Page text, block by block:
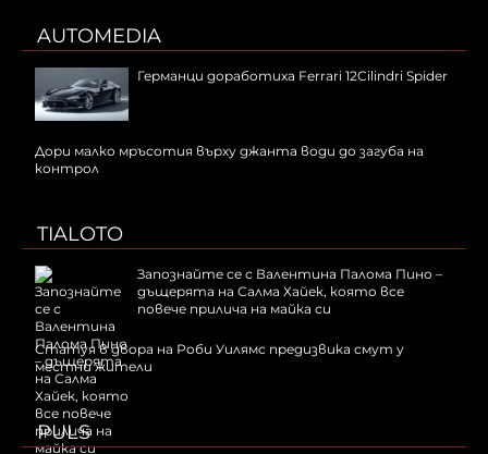
AUTOMEDIA
Германци доработиха Ferrari 12Cilindri Spider
Дори малко мръсотия върху джанта води до загуба на
контрол
TIALOTO
Запознайте се с Валентина Палома Пино –
дъщерята на Салма Хайек, която все
повече прилича на майка си
Статуя в двора на Роби Уилямс предизвика смут у
местни жители
PULS